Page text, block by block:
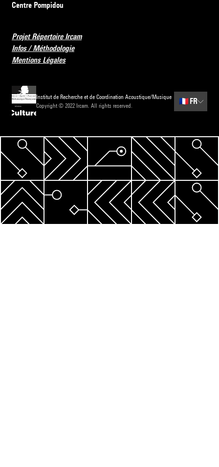
Centre Pompidou
Projet Répertoire Ircam
Infos / Méthodologie
Mentions Légales
Institut de Recherche et de Coordination Acoustique/Musique
Copyright © 2022 Ircam. All rights reserved.
🇫🇷 FR